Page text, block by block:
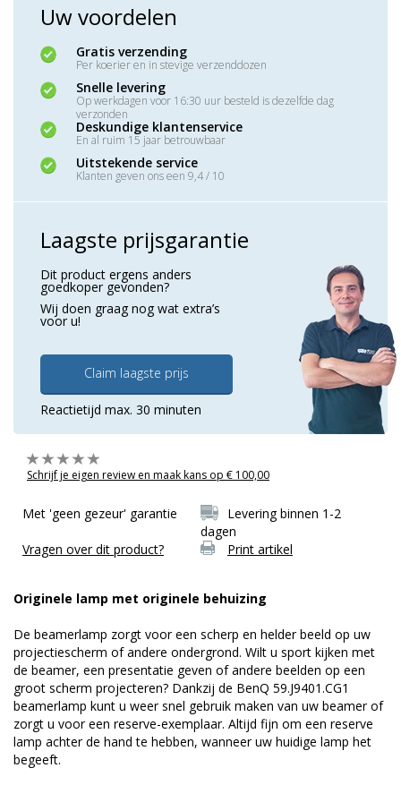
Uw voordelen
Gratis verzending
Per koerier en in stevige verzenddozen
Snelle levering
Op werkdagen voor 16:30 uur besteld is dezelfde dag
verzonden
Deskundige klantenservice
En al ruim 15 jaar betrouwbaar
Uitstekende service
Klanten geven ons een 9,4 / 10
Laagste prijsgarantie
Dit product ergens anders
goedkoper gevonden?
Wij doen graag nog wat extra’s
voor u!
Claim laagste prijs
Reactietijd max. 30 minuten
Schrijf je eigen review en maak kans op € 100,00
Met 'geen gezeur' garantie
Levering binnen 1-2
dagen
Vragen over dit product?
Print artikel
Originele lamp met originele behuizing
De beamerlamp zorgt voor een scherp en helder beeld op uw
projectiescherm of andere ondergrond. Wilt u sport kijken met
de beamer, een presentatie geven of andere beelden op een
groot scherm projecteren? Dankzij de BenQ 59.J9401.CG1
beamerlamp kunt u weer snel gebruik maken van uw beamer of
zorgt u voor een reserve-exemplaar. Altijd fijn om een reserve
lamp achter de hand te hebben, wanneer uw huidige lamp het
begeeft.